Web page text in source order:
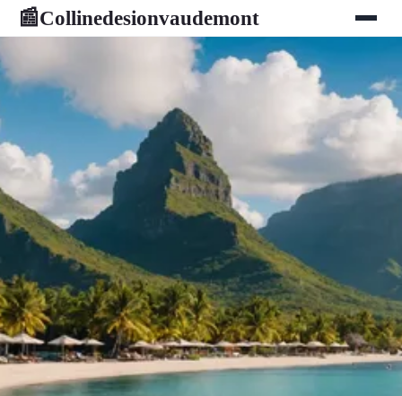
📰Collinedesionvaudemont